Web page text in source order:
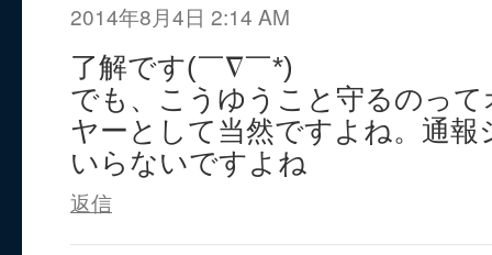
2014年8月4日 2:14 AM
了解です(￣∇￣*)ゞ
でも、こうゆうこと守るのっ
ヤーとして当然ですよね。通
いらないですよね
返信